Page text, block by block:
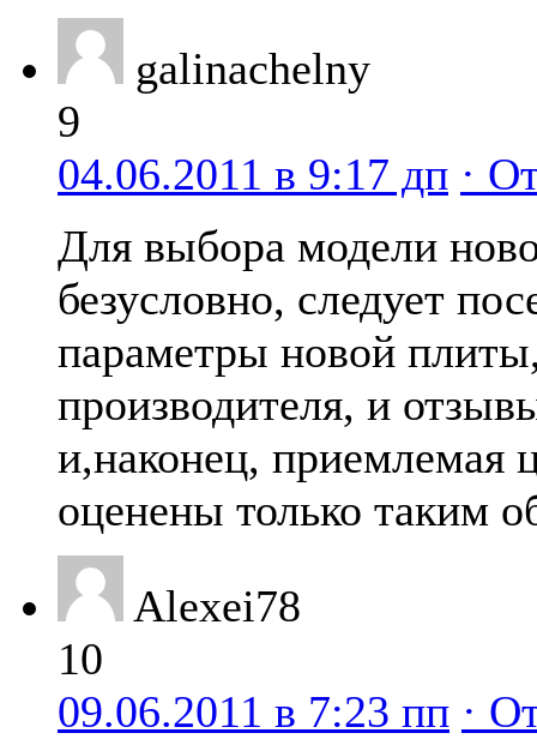
galinachelny
9
04.06.2011 в 9:17 дп ·
Для выбора модели
безусловно, следует
параметры новой
производителя, и
и,наконец, приемлемая
оценены только таким
Alexei78
10
09.06.2011 в 7:23 пп ·